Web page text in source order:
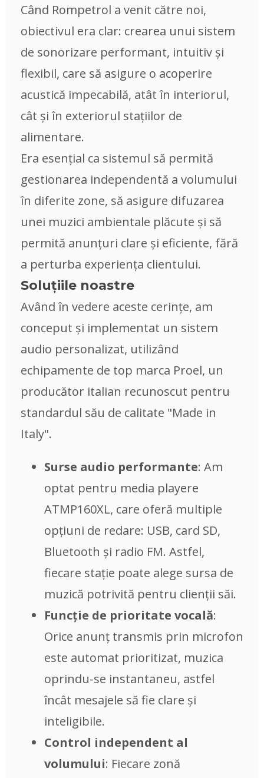
Când Rompetrol a venit către noi,
obiectivul era clar: crearea unui sistem
de sonorizare performant, intuitiv și
flexibil, care să asigure o acoperire
acustică impecabilă, atât în interiorul,
cât și în exteriorul stațiilor de
alimentare.
Era esențial ca sistemul să permită
gestionarea independentă a volumului
în diferite zone, să asigure difuzarea
unei muzici ambientale plăcute și să
permită anunțuri clare și eficiente, fără
a perturba experiența clientului.
Soluțiile noastre
Având în vedere aceste cerințe, am
conceput și implementat un sistem
audio personalizat, utilizând
echipamente de top marca Proel, un
producător italian recunoscut pentru
standardul său de calitate "Made in
Italy".
Surse audio performante: Am
optat pentru media playere
ATMP160XL, care oferă multiple
opțiuni de redare: USB, card SD,
Bluetooth și radio FM. Astfel,
fiecare stație poate alege sursa de
muzică potrivită pentru clienții săi.
Funcție de prioritate vocală:
Orice anunț transmis prin microfon
este automat prioritizat, muzica
oprindu-se instantaneu, astfel
încât mesajele să fie clare și
inteligibile.
Control independent al
volumului: Fiecare zonă